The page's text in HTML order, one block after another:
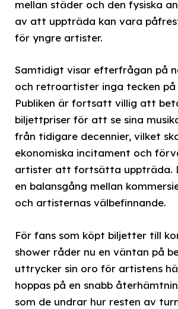
mellan städer och den fysiska
av att uppträda kan vara
för yngre artister.
Samtidigt visar efterfrågan på
och retroartister inga tecken
Publiken är fortsatt villig att
biljettpriser för att se sina
från tidigare decennier, vilket
ekonomiska incitament och
artister att fortsätta uppträda.
en balansgång mellan
och artisternas välbefinnande.
För fans som köpt biljetter till
shower råder nu en väntan på
uttrycker sin oro för artistens
hoppas på en snabb
som de undrar hur resten av